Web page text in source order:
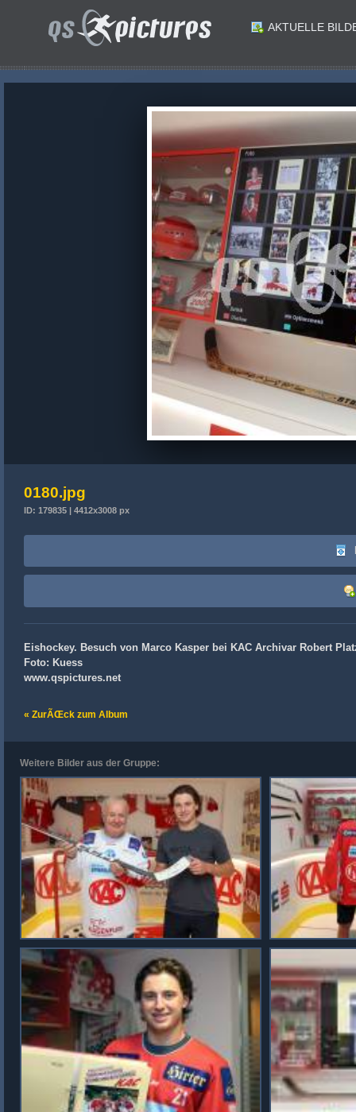
AKTUELLE
0180.jpg
ID: 179835 | 4412x3008 px
Eishockey. Besuch von Marco Kasper bei KAC Archivar Robert
Foto: Kuess
www.qspictures.net
« ZurÃŒck zum Album
Weitere Bilder aus der Gruppe: